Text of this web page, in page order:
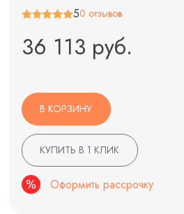
50 отзывов
36 113 руб.
В КОРЗИНУ
КУПИТЬ В 1 КЛИК
Оформить рассрочку